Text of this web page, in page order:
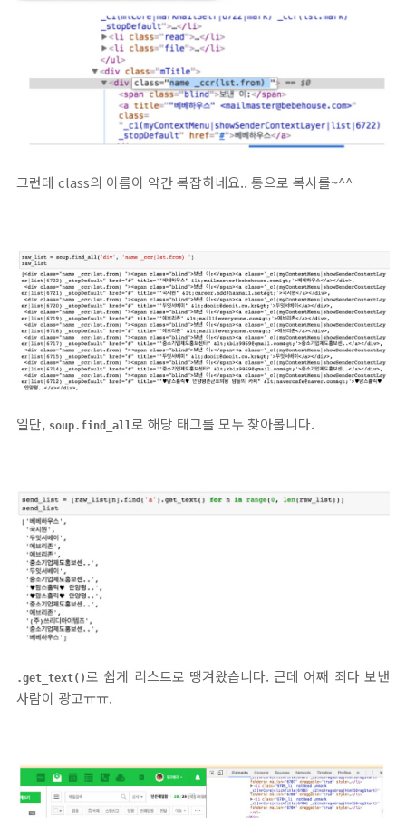
그런데 class의 이름이 약간 복잡하네요.. 통으로 복사를~^^
일단, soup.find_all로 해당 태그를 모두 찾아봅니다.
.get_text()로 쉽게 리스트로 땡겨왔습니다. 근데 어째 죄다 보낸
사람이 광고ㅠㅠ.